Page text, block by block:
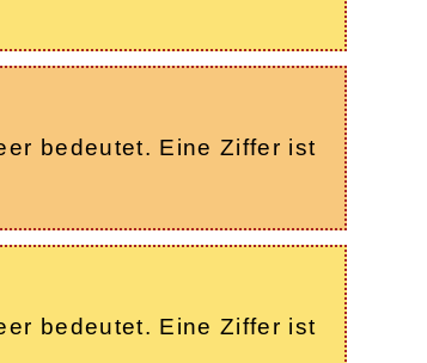
bedeutet. Eine Ziffer ist
bedeutet. Eine Ziffer ist